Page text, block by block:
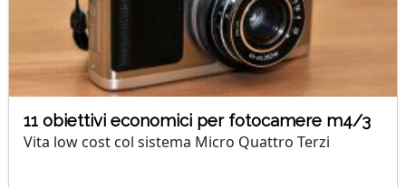
11 obiettivi economici per fotocamere m4/3
Vita low cost col sistema Micro Quattro Terzi